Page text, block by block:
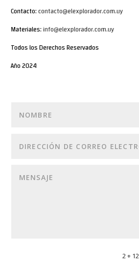
Contacto:contacto@elexplorador.com.uy
Materiales:info@elexplorador.com.uy
Todos los Derechos Reservados
Año 2024
2 + 12